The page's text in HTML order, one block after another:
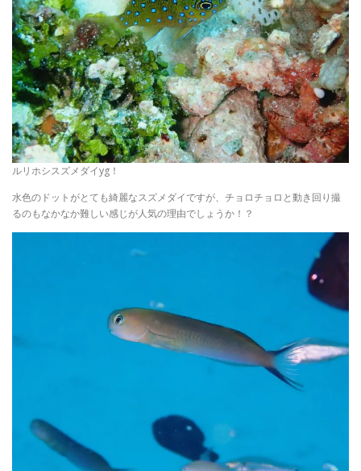
ルリホシスズメダイyg！
水色のドットがとても綺麗なスズメダイですが、チョロチョロと動き回り撮
るのもなかなか難しい感じが人気の理由でしょうか！？